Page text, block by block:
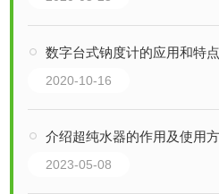
数字台式钠度计的应用和特
2020-10-16
介绍超纯水器的作用及使用
2023-05-08